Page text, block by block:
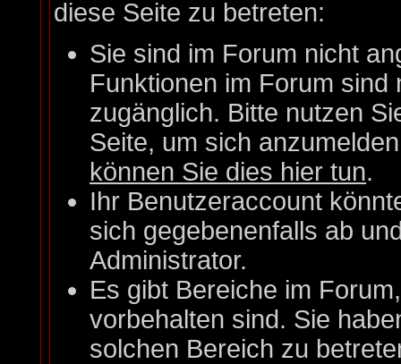
diese Seite zu betreten:
Sie sind im Forum nicht
Funktionen im Forum
zugänglich. Bitte nutzen
Seite, um sich
können Sie dies hier tun.
Ihr Benutzeraccount
sich gegebenenfalls ab
Administrator.
Es gibt Bereiche im
vorbehalten sind. Sie
solchen Bereich zu